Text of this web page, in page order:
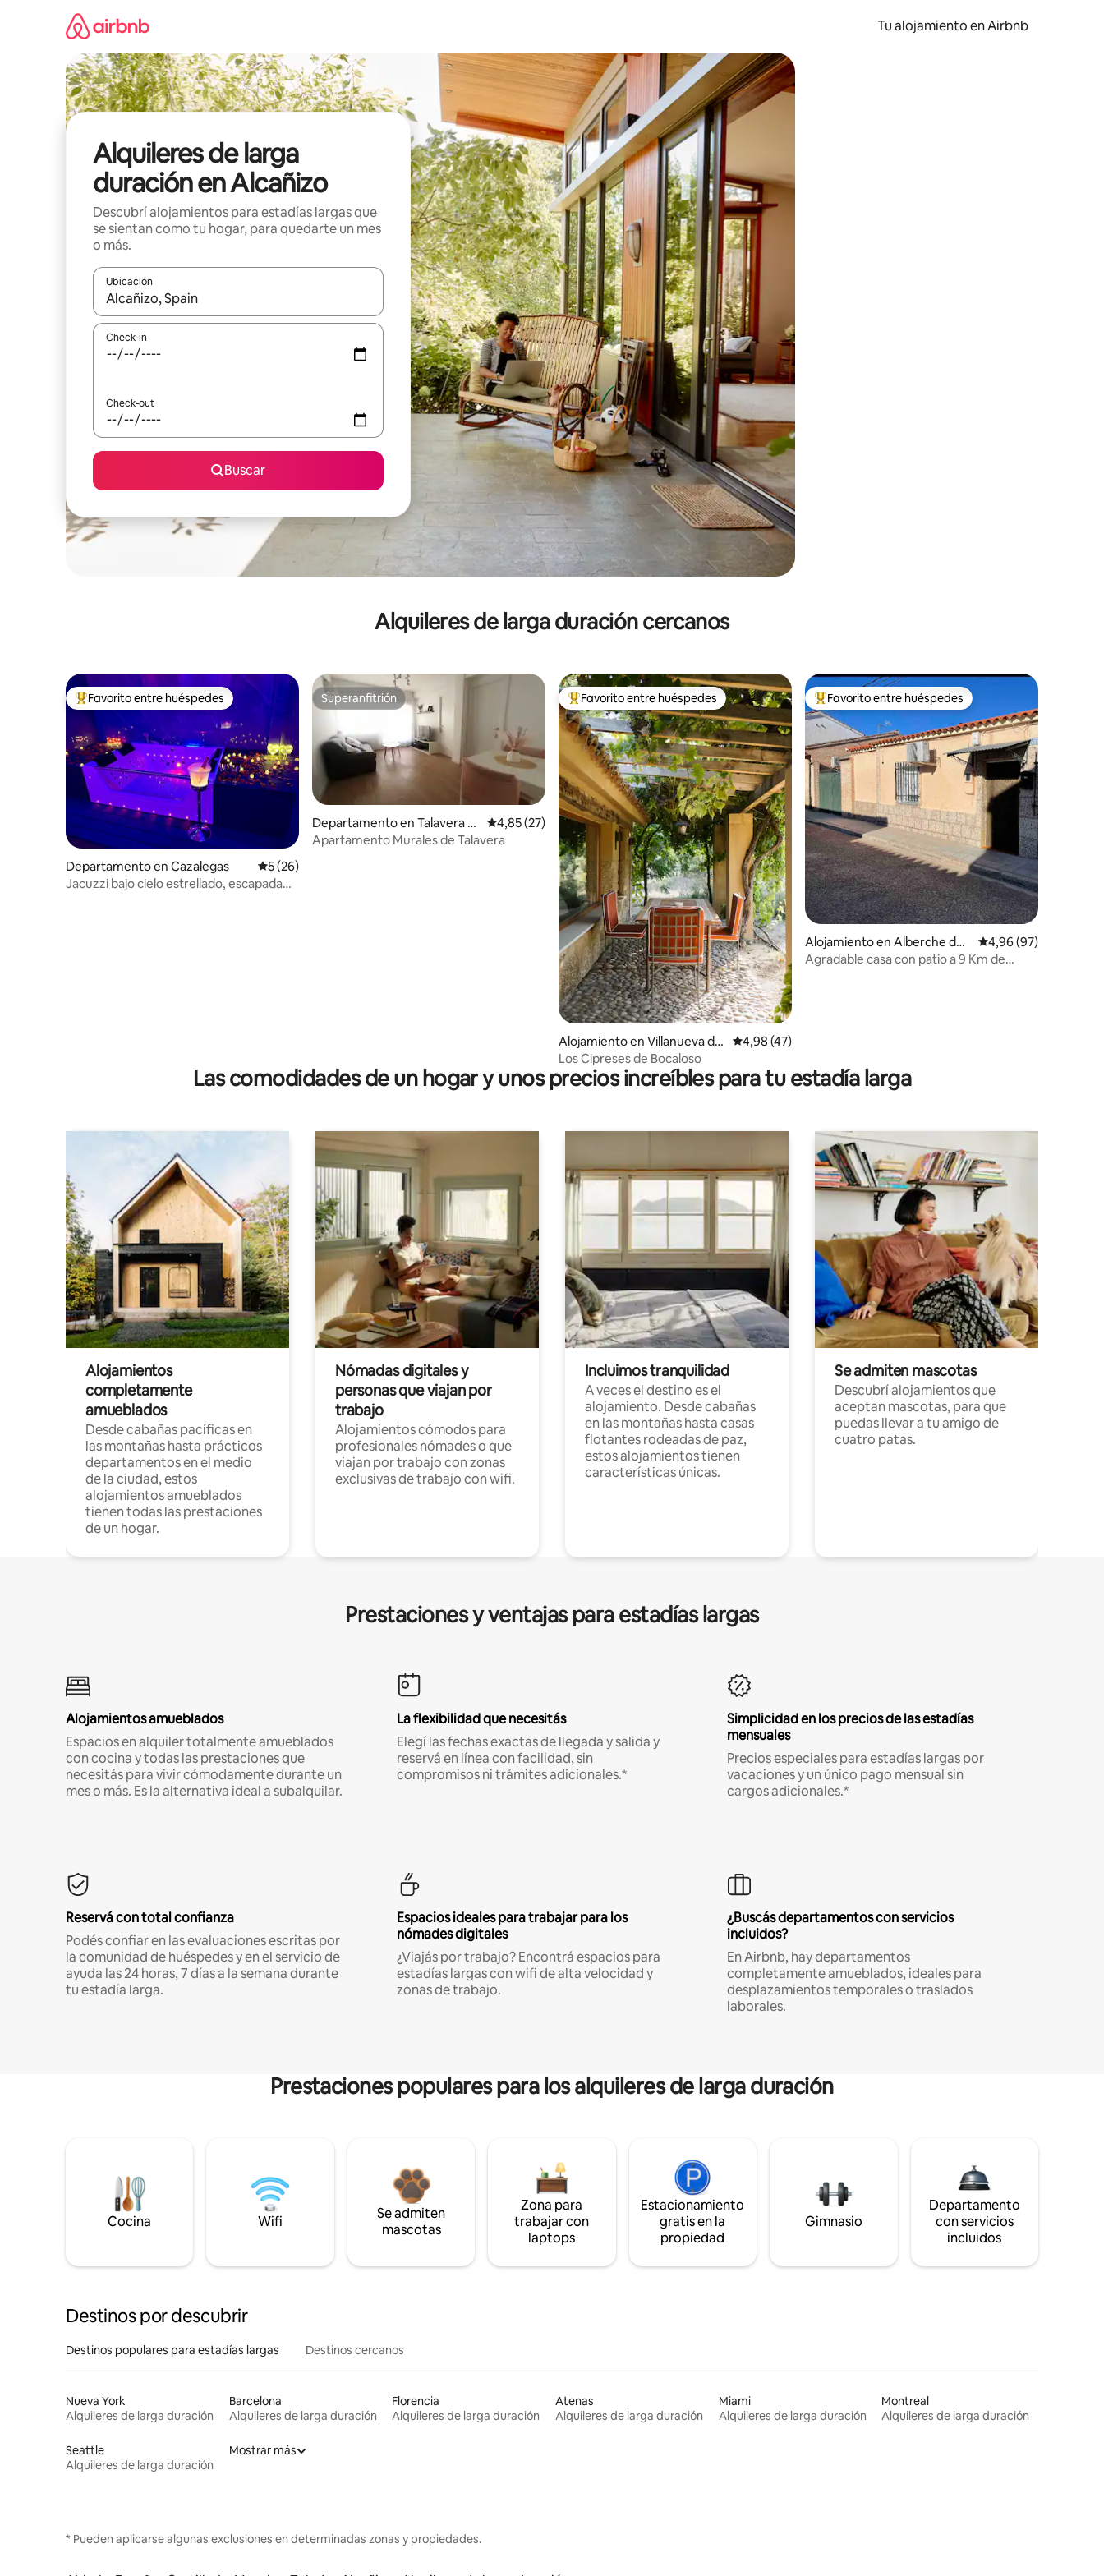
Tu alojamiento en Airbnb
Alquileres de larga
duración en Alcañizo
Descubrí alojamientos para estadías largas que
se sientan como tu hogar, para quedarte un mes
o más.
Ubicación
Cuando los resultados estén disponibles, navegá con las teclas de flecha hacia arriba y hacia abajo o explorá deslizando el dedo.
Check-in
Check-out
Buscar
Alquileres de larga duración cercanos
Favorito entre los huéspedes más destacados
Favorito entre huéspedes
Departamento en Cazalegas Calificación promedio: 5 de 5. 26 evaluaciones
5 (26)
Jacuzzi bajo cielo estrellado, escapada
Superanfitrión
Superanfitrión
Departamento en Talavera d
e la Reina
Calificación promedio: 4,85 de 5. 27 evaluaciones
4,85 (27)
Apartamento Murales de Talavera
Favorito entre los huéspedes más destacados
Favorito entre huéspedes
Alojamiento en Villanueva de
la Vera
Calificación promedio: 4,98 de 5. 47 evaluaciones
4,98 (47)
Los Cipreses de Bocaloso
Favorito entre los huéspedes más destacados
Favorito entre huéspedes
Alojamiento en Alberche del
Caudillo
Calificación
4,96 (97)
Agradable casa con patio a 9 Km de
Las comodidades de un hogar y unos precios increíbles para tu estadía larga
Alojamientos
completamente
amueblados
Desde cabañas pacíficas en
las montañas hasta prácticos
departamentos en el medio
de la ciudad, estos
alojamientos amueblados
tienen todas las prestaciones
de un hogar.
Nómadas digitales y
personas que viajan por
trabajo
Alojamientos cómodos para
profesionales nómades o que
viajan por trabajo con zonas
exclusivas de trabajo con wifi.
Incluimos tranquilidad
A veces el destino es el
alojamiento. Desde cabañas
en las montañas hasta casas
flotantes rodeadas de paz,
estos alojamientos tienen
características únicas.
Se admiten mascotas
Descubrí alojamientos que
aceptan mascotas, para que
puedas llevar a tu amigo de
cuatro patas.
Prestaciones y ventajas para estadías largas
Alojamientos amueblados
Espacios en alquiler totalmente amueblados
con cocina y todas las prestaciones que
necesitás para vivir cómodamente durante un
mes o más. Es la alternativa ideal a subalquilar.
La flexibilidad que necesitás
Elegí las fechas exactas de llegada y salida y
reservá en línea con facilidad, sin
compromisos ni trámites adicionales.*
Simplicidad en los precios de las estadías
mensuales
Precios especiales para estadías largas por
vacaciones y un único pago mensual sin
cargos adicionales.*
Reservá con total confianza
Podés confiar en las evaluaciones escritas por
la comunidad de huéspedes y en el servicio de
ayuda las 24 horas, 7 días a la semana durante
tu estadía larga.
Espacios ideales para trabajar para los
nómades digitales
¿Viajás por trabajo? Encontrá espacios para
estadías largas con wifi de alta velocidad y
zonas de trabajo.
¿Buscás departamentos con servicios
incluidos?
En Airbnb, hay departamentos
completamente amueblados, ideales para
desplazamientos temporales o traslados
laborales.
Prestaciones populares para los alquileres de larga duración
Cocina Wifi
Se admiten
mascotas
Zona para
trabajar con
laptops
Estacionamiento
gratis en la
propiedad
Gimnasio
Departamento
con servicios
incluidos
Destinos por descubrir
Destinos populares para estadías largas Destinos cercanos
Nueva York
Alquileres de larga duración
Barcelona
Alquileres de larga duración
Florencia
Alquileres de larga duración
Atenas
Alquileres de larga duración
Miami
Alquileres de larga duración
Montreal
Alquileres de larga duración
Seattle
Alquileres de larga duración
Mostrar más
* Pueden aplicarse algunas exclusiones en determinadas zonas y propiedades.